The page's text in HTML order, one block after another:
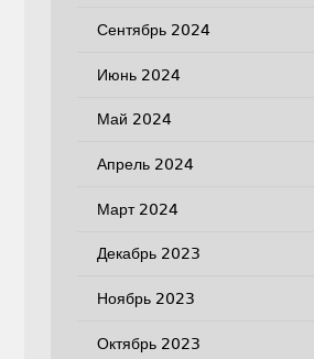
Сентябрь 2024
Июнь 2024
Май 2024
Апрель 2024
Март 2024
Декабрь 2023
Ноябрь 2023
Октябрь 2023